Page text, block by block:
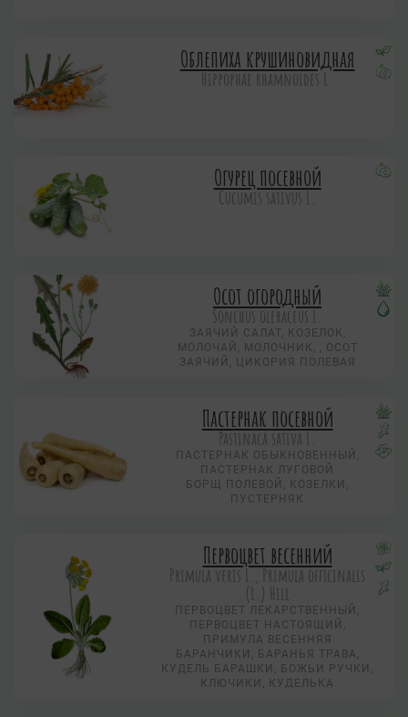
Облепиха крушиновидная
Hippophae rhamnoides L.
Огурец посевной
Cucumis sativus L.
Осот огородный
Sonchus oleraceus L.
ЗАЯЧИЙ САЛАТ, КОЗЕЛОК,
МОЛОЧАЙ, МОЛОЧНИК, , ОСОТ
ЗАЯЧИЙ, ЦИКОРИЯ ПОЛЕВАЯ
Пастернак посевной
Pastinaca sativa L.
ПАСТЕРНАК ОБЫКНОВЕННЫЙ,
ПАСТЕРНАК ЛУГОВОЙ
БОРЩ ПОЛЕВОЙ, КОЗЕЛКИ,
ПУСТЕРНЯК
Первоцвет весенний
Primula veris L., Primula officinalis
(L.) Hill
ПЕРВОЦВЕТ ЛЕКАРСТВЕННЫЙ,
ПЕРВОЦВЕТ НАСТОЯЩИЙ,
ПРИМУЛА ВЕСЕННЯЯ
БАРАНЧИКИ, БАРАНЬЯ ТРАВА,
КУДЕЛЬ БАРАШКИ, БОЖЬИ РУЧКИ,
КЛЮЧИКИ, КУДЕЛЬКА